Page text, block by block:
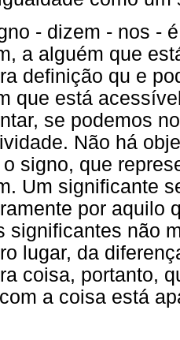
- dizem - nos -
a alguém que
definição qu e
que está
se podemos
Não há
signo, que
Um significante
por aquilo
significantes não
lugar, da
coisa, portanto,
a coisa está